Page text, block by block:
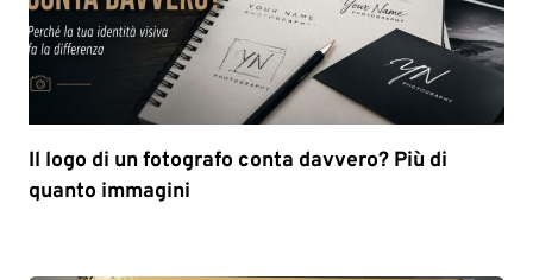
Il logo di un fotografo conta davvero? Più di
quanto immagini